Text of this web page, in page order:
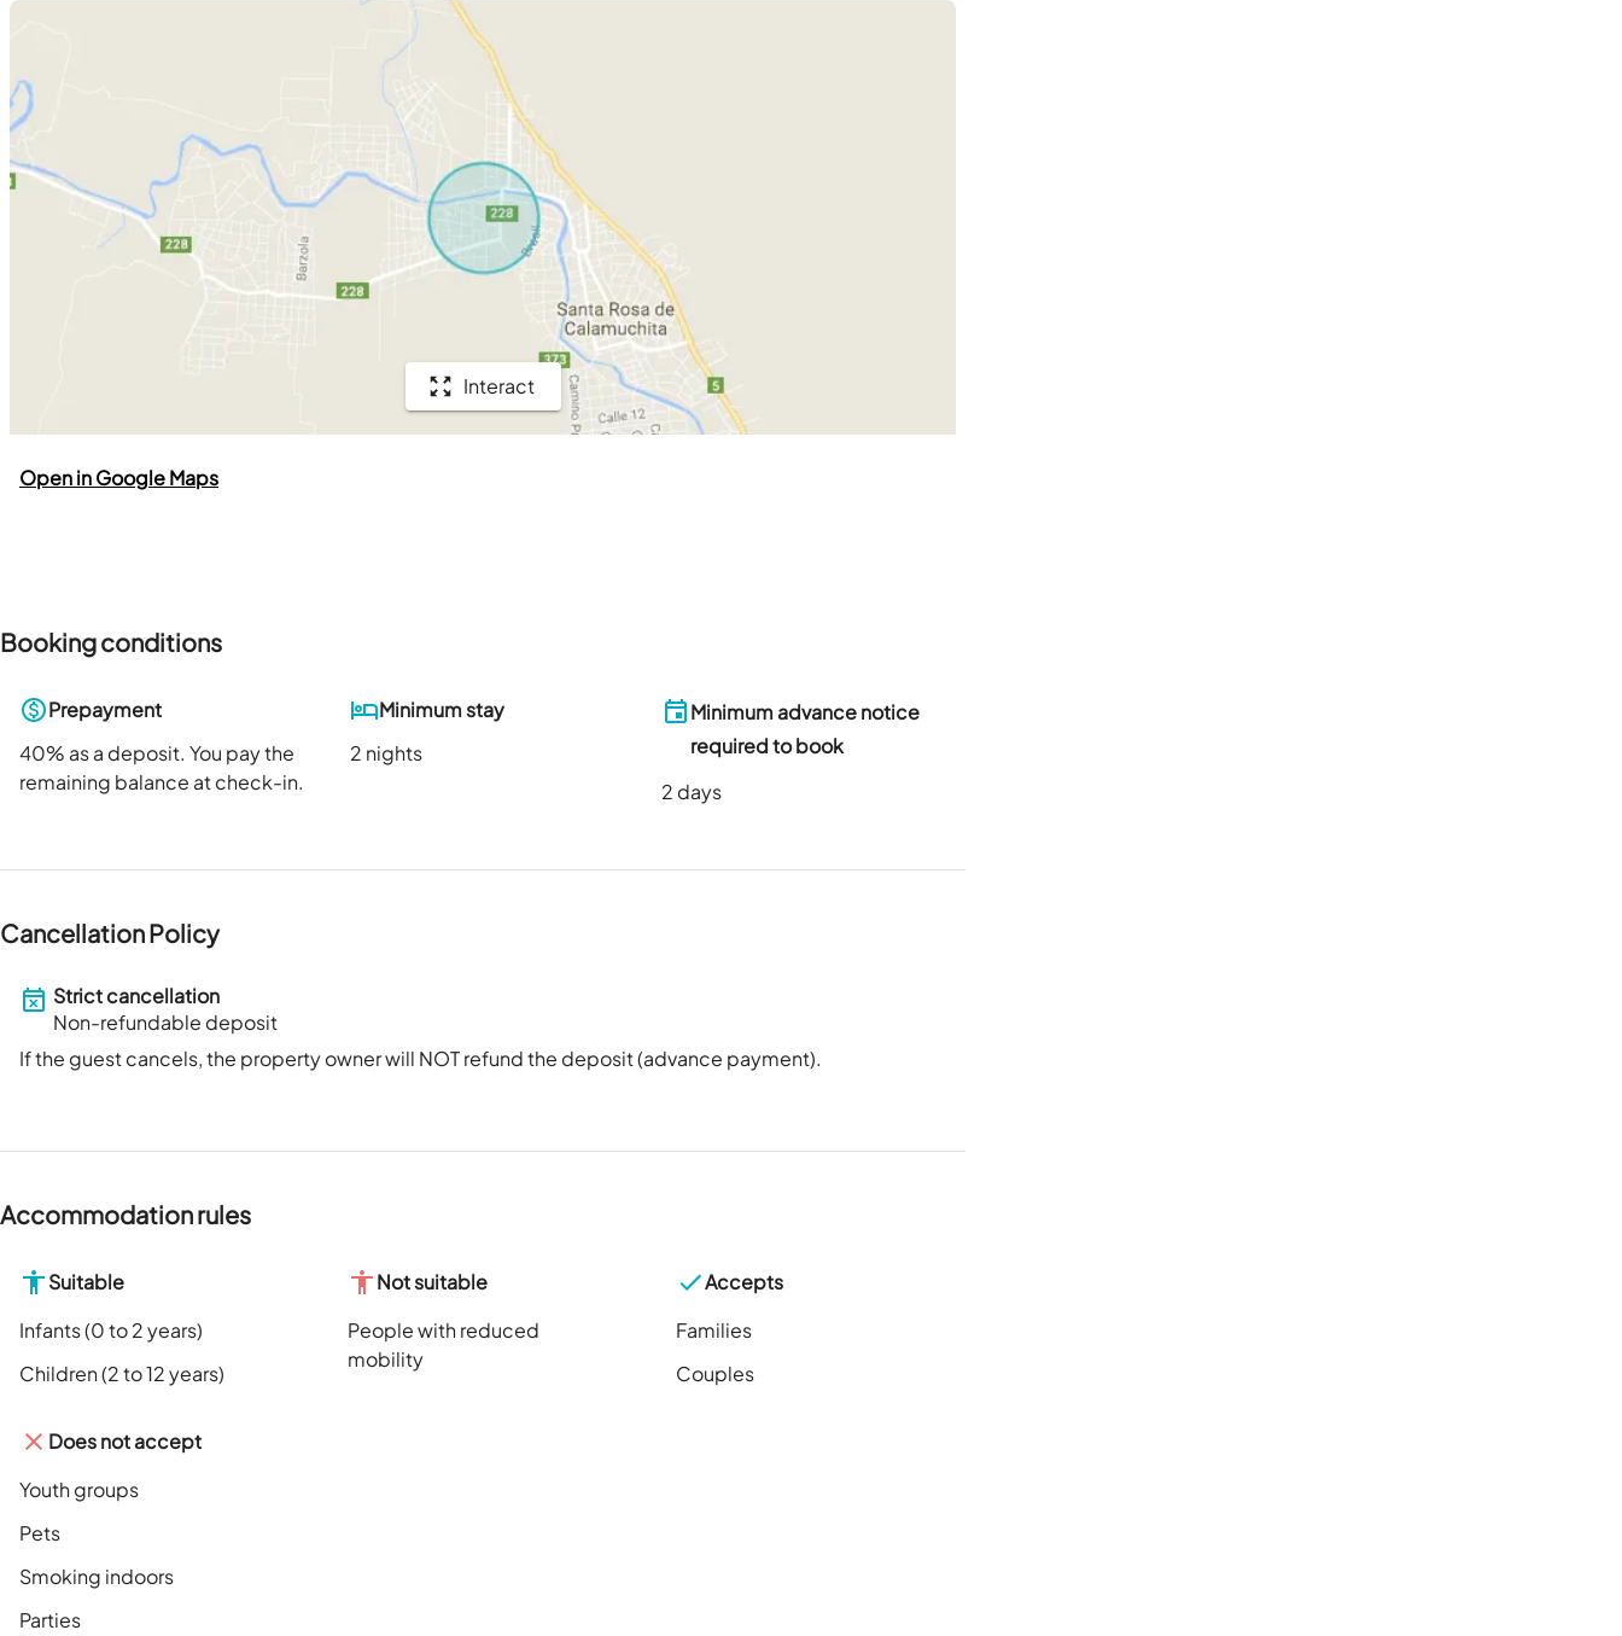
Interact
Open in Google Maps
Booking conditions
Prepayment
40% as a deposit. You pay the
remaining balance at check-in.
Minimum stay
2 nights
Minimum advance notice
required to book
2 days
Cancellation Policy
Strict cancellation
Non-refundable deposit
If the guest cancels, the property owner will NOT refund the deposit (advance payment).
Accommodation rules
Suitable
Infants (0 to 2 years)
Children (2 to 12 years)
Not suitable
People with reduced
mobility
Accepts
Families
Couples
Does not accept
Youth groups
Pets
Smoking indoors
Parties